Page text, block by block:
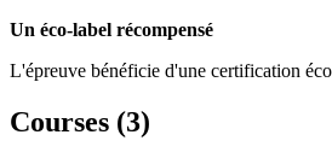
Un éco-label récompensé
L'épreuve bénéficie d'une certification
Courses (3)